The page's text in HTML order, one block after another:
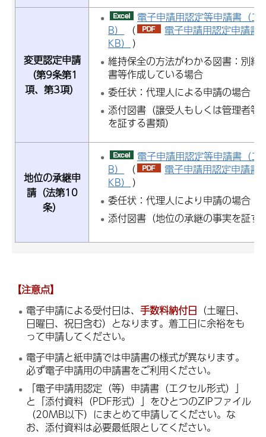
変更認定申請
（第9条第1
項、第3項）
電子申請用認定等申請書（
B）
（
電子申請用認定申請
KB） ）
維持保全の方法がわかる図書：別紙
書等作成している場合
委任状：代理人による申請の場合
添付図書（譲受人もしくは管理者等
を証する書類）
地位の承継申
請（法第10
条）
電子申請用認定等申請書（
B）
（
電子申請用認定申請
KB） ）
委任状：代理人により申請の場合
添付図書（地位の承継の事実を証す
【注意点】
電子申請による受付日は、手数料納付日 （土曜日、
日曜日、祝日含む）となります。着工日に余裕をも
って申請してください。
電子申請と紙申請では申請書の様式が異なります。
必ず電子申請用の申請書をご利用ください。
「電子申請用認定（等）申請書（エクセル形式）」
と「添付資料（PDF形式）」をひとつのZIPファイル
（20MB以下）にまとめて申請してください。な
お、添付資料は必要最低限としてください。